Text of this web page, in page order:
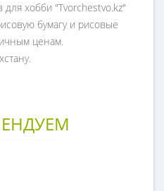
хобби "Tvorchestvo.kz"
бумагу и рисовые
ценам.